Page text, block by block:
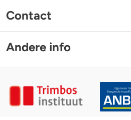
Contact
Andere info